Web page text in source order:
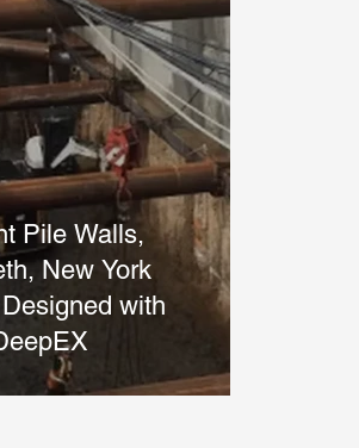
Pile Walls,
New York
with